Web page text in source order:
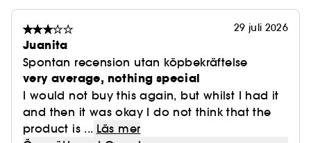
29 juli 2026
Juanita
Spontan recension utan köpbekräftelse
very average, nothing special
I would not buy this again, but whilst I had it
and then it was okay I do not think that the
product is ... Läs mer